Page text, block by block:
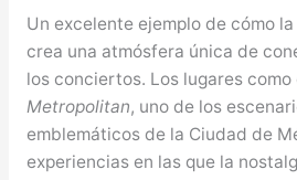
Un excelente ejemplo de cómo
crea una atmósfera única de
los conciertos. Los lugares como
Metropolitan, uno de los
emblemáticos de la Ciudad de
experiencias en las que la